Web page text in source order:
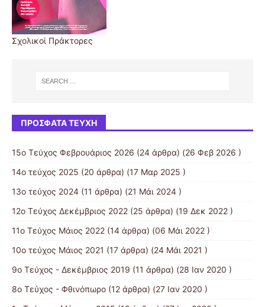
Σχολικοί Πράκτορες
ΠΡΌΣΦΑΤΑ ΤΕΎΧΗ
15ο Τεύχος Φεβρουάριος 2026 (24 άρθρα) (26 Φεβ 2026 )
14ο τεύχος 2025 (20 άρθρα) (17 Μαρ 2025 )
13ο τεύχος 2024 (11 άρθρα) (21 Μάι 2024 )
12ο Τεύχος Δεκέμβριος 2022 (25 άρθρα) (19 Δεκ 2022 )
11ο Τεύχος Μάιος 2022 (14 άρθρα) (06 Μάι 2022 )
10o τεύχος Μάιος 2021 (17 άρθρα) (24 Μάι 2021 )
9ο Τεύχος - Δεκέμβριος 2019 (11 άρθρα) (28 Ιαν 2020 )
8ο Τεύχος - Φθινόπωρο (12 άρθρα) (27 Ιαν 2020 )